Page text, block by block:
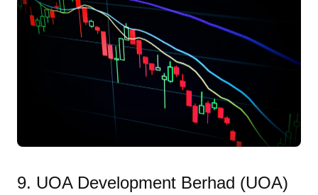
9. UOA Development Berhad (UOA)